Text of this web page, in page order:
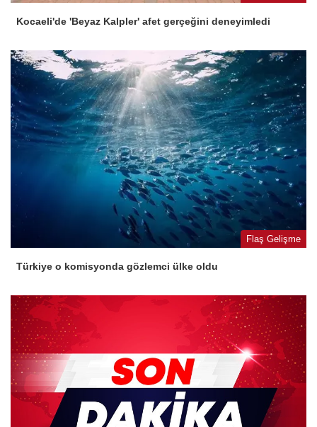
Kocaeli'de 'Beyaz Kalpler' afet gerçeğini deneyimledi
Flaş Gelişme
Türkiye o komisyonda gözlemci ülke oldu